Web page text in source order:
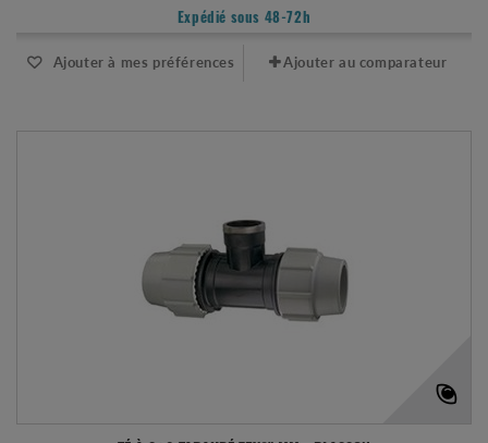
Expédié sous 48-72h
Ajouter à mes préférences Ajouter au comparateur